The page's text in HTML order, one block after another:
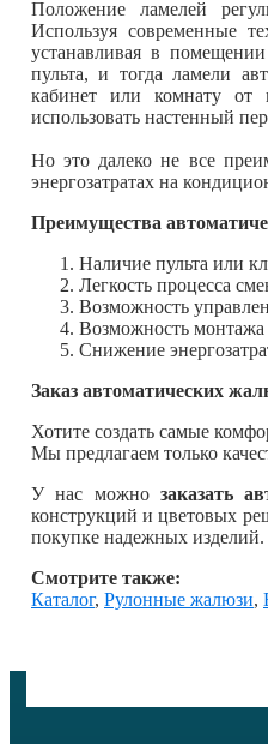
Положение ламелей
Используя современные
устанавливая в
пульта, и тогда ламели
кабинет или комнату от
использовать настенный
Но это далеко не все
энергозатратах на
Преимущества
Наличие пульта или
Легкость процесса
Возможность
Возможность
Снижение
Заказ автоматических
Хотите создать самые
Мы предлагаем только
У нас можно заказать
конструкций и цветовых
покупке надежных
Смотрите также:
Каталог, Рулонные жалюзи,